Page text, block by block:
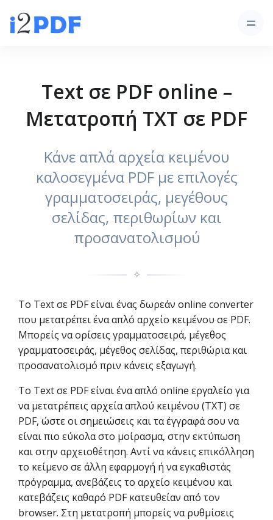
Text σε PDF online –
Μετατροπή TXT σε PDF
Κάνε απλά αρχεία κειμένου
καλοσεγμένα PDF με επιλογές
γραμματοσειράς, μεγέθους
σελίδας, περιθωρίων και
προσανατολισμού
✧
Το Text σε PDF είναι ένας δωρεάν online converter
που μετατρέπει ένα απλό αρχείο κειμένου σε PDF.
Μπορείς να ορίσεις γραμματοσειρά, μέγεθος
γραμματοσειράς, μέγεθος σελίδας, περιθώρια και
προσανατολισμό πριν κάνεις εξαγωγή.
Το Text σε PDF είναι ένα απλό online εργαλείο για
να μετατρέπεις αρχεία απλού κειμένου (TXT) σε
PDF, ώστε οι σημειώσεις και τα έγγραφά σου να
είναι πιο εύκολα στο μοίρασμα, στην εκτύπωση
και στην αρχειοθέτηση. Αντί να κάνεις επικόλληση
το κείμενο σε άλλη εφαρμογή ή να εγκαθιστάς
πρόγραμμα, ανεβάζεις το αρχείο κειμένου και
κατεβάζεις καθαρό PDF κατευθείαν από τον
browser. Στη μετατροπή μπορείς να ρυθμίσεις